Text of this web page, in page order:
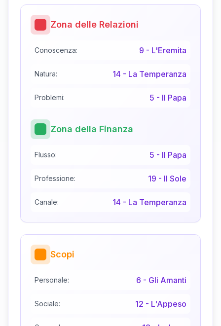
Zona delle Relazioni
Conoscenza: 9 - L'Eremita
Natura: 14 - La Temperanza
Problemi: 5 - Il Papa
Zona della Finanza
Flusso: 5 - Il Papa
Professione: 19 - Il Sole
Canale: 14 - La Temperanza
Scopi
Personale: 6 - Gli Amanti
Sociale: 12 - L'Appeso